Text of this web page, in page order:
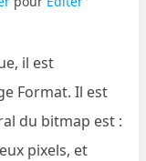
il est
Format. Il est
du bitmap est :
pixels, et